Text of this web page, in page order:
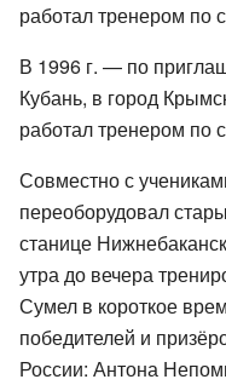
работал тренером по
В 1996 г. — по
Кубань, в город
работал тренером по
Совместно с
переоборудовал
станице
утра до вечера
Сумел в короткое
победителей и
России: Антона